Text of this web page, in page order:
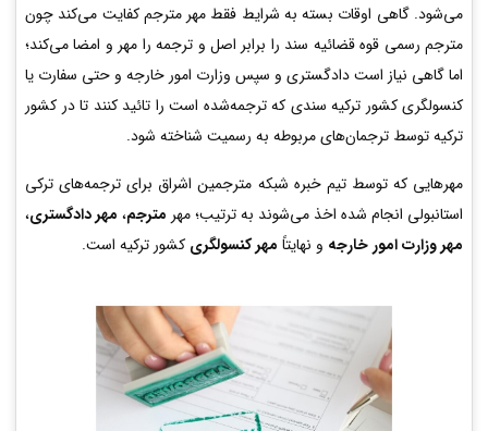
می‌شود. گاهی اوقات بسته به شرایط فقط مهر مترجم کفایت می‌کند چون
مترجم رسمی قوه قضائیه سند را برابر اصل و ترجمه را مهر و امضا می‌کند؛
اما گاهی نیاز است دادگستری و سپس وزارت امور خارجه و حتی سفارت یا
کنسولگری کشور ترکیه سندی که ترجمه‌شده است را تائید کنند تا در کشور
ترکیه توسط ترجمان‌های مربوطه به رسمیت شناخته شود.
مهرهایی که توسط تیم خبره شبکه مترجمین اشراق برای ترجمه‌های ترکی
استانبولی انجام شده اخذ می‌شوند به ترتیب؛ مهر مترجم، مهر دادگستری،
مهر وزارت امور خارجه و نهایتاً مهر کنسولگری کشور ترکیه است.